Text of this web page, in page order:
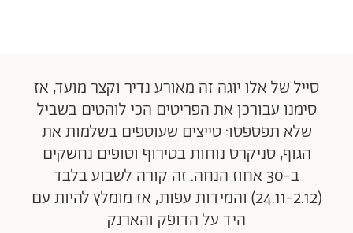
סייל של אלו יוגה זה מאורע נדיר וקצר מועד, אז
סימנו עבורכן את הפריטים הכי לוהטים בשביל
שלא תפספסו: טייצים שעוטפים בשלמות את
הגוף, סניקרס נוחות בטירוף וטופים נחשקים
ב-30 אחוז הנחה. זה קורה לשבוע בלבד
(24.11-2.12) והמידות עפות, אז מומלץ להיות עם
היד על הדופק והארנק